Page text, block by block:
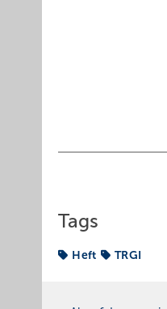
Tags
Heft TRGI